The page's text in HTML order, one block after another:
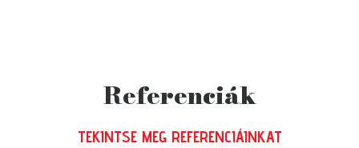
Referenciák
TEKINTSE MEG REFERENCIÁINKAT